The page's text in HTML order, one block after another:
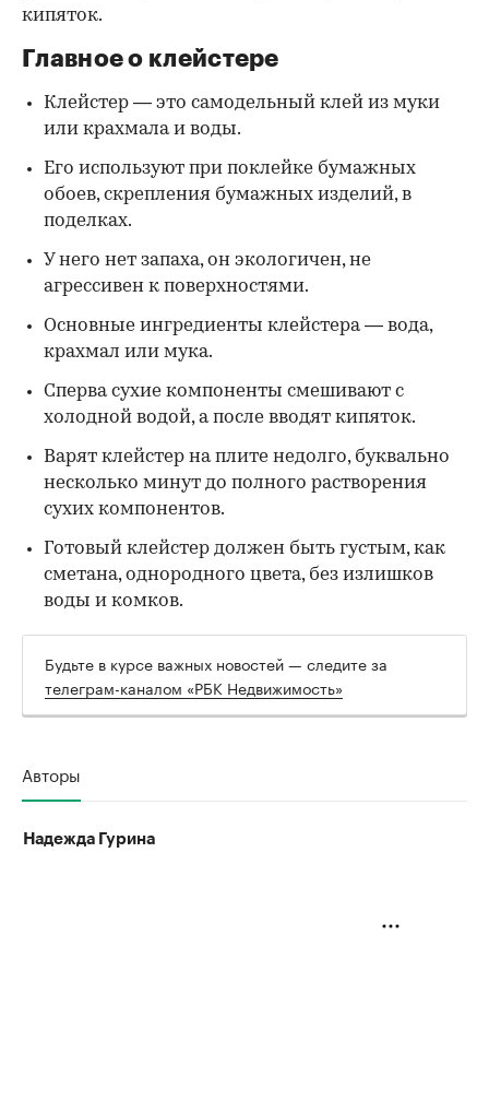
кипяток.
Главное о клейстере
Клейстер — это самодельный клей из муки
или крахмала и воды.
Его используют при поклейке бумажных
обоев, скрепления бумажных изделий, в
поделках.
У него нет запаха, он экологичен, не
агрессивен к поверхностями.
Основные ингредиенты клейстера — вода,
крахмал или мука.
Сперва сухие компоненты смешивают с
холодной водой, а после вводят кипяток.
Варят клейстер на плите недолго, буквально
несколько минут до полного растворения
сухих компонентов.
Готовый клейстер должен быть густым, как
сметана, однородного цвета, без излишков
воды и комков.
Будьте в курсе важных новостей — следите за
телеграм-каналом «РБК Недвижимость»
Авторы
Надежда Гурина